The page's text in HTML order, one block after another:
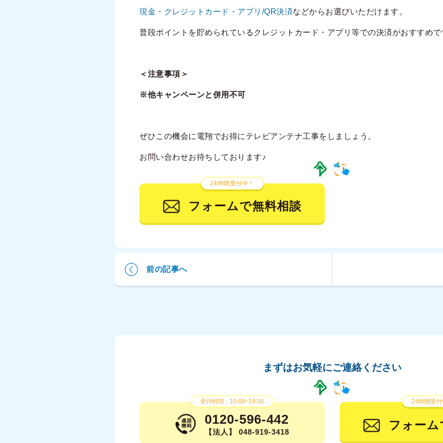
現金・クレジットカード・アプリ/QR決済などからお選びいただけます。
普段ポイントを貯められているクレジットカード・アプリ等での決済がおすすめで
＜注意事項＞
※他キャンペーンと併用不可
ぜひこの機会に電翔でお得にテレビアンテナ工事をしましょう。
お問い合わせお待ちしております♪
24時間受付中！
フォームで無料相談
前の記事へ
まずはお気軽にご連絡ください
受付時間：10:00~19:00
0120-596-442
【法人】 048-919-3418
24時間受付
フォーム